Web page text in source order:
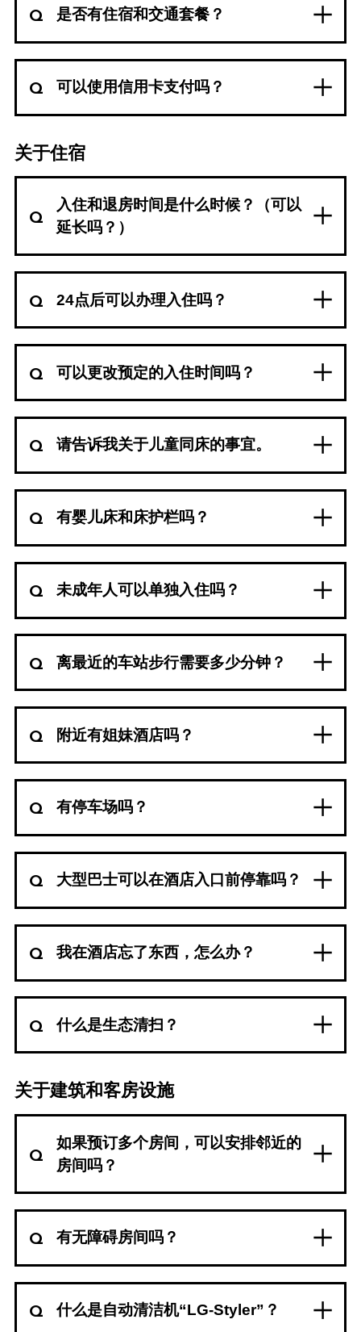
是否有住宿和交通套餐？
可以使用信用卡支付吗？
关于住宿
入住和退房时间是什么时候？（可以
延长吗？）
24点后可以办理入住吗？
可以更改预定的入住时间吗？
请告诉我关于儿童同床的事宜。
有婴儿床和床护栏吗？
未成年人可以单独入住吗？
离最近的车站步行需要多少分钟？
附近有姐妹酒店吗？
有停车场吗？
大型巴士可以在酒店入口前停靠吗？
我在酒店忘了东西，怎么办？
什么是生态清扫？
关于建筑和客房设施
如果预订多个房间，可以安排邻近的
房间吗？
有无障碍房间吗？
什么是自动清洁机“LG-Styler”？